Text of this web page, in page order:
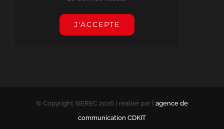
J'ACCEPTE
© Copyright SIEREC 2026 | réalisé par l'agence de
communication CDKIT